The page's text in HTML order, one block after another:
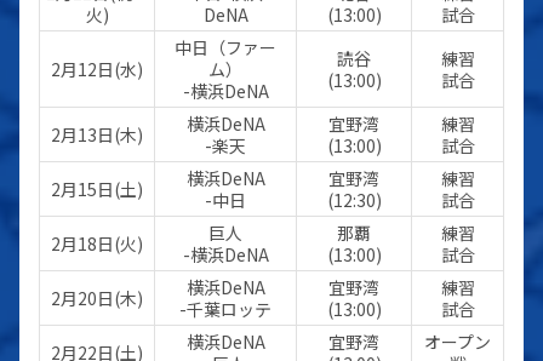
火)
DeNA
(13:00)
試合
2月12日(水)
中日（ファー
ム）
-横浜DeNA
読谷
(13:00)
練習
試合
2月13日(木)
横浜DeNA
-楽天
宜野湾
(13:00)
練習
試合
2月15日(土)
横浜DeNA
-中日
宜野湾
(12:30)
練習
試合
2月18日(火)
巨人
-横浜DeNA
那覇
(13:00)
練習
試合
2月20日(木)
横浜DeNA
-千葉ロッテ
宜野湾
(13:00)
練習
試合
2月22日(土)
横浜DeNA
宜野湾
オープン